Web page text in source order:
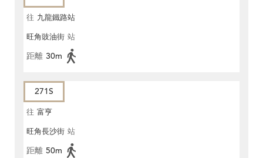
往 九龍鐵路站
旺角豉油街 站
距離 30m
271S
往 富亨
旺角長沙街 站
距離 50m